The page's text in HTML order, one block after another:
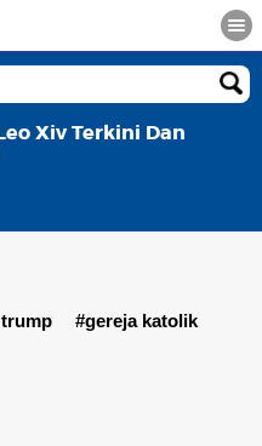
Xiv Terkini Dan
#gereja katolik